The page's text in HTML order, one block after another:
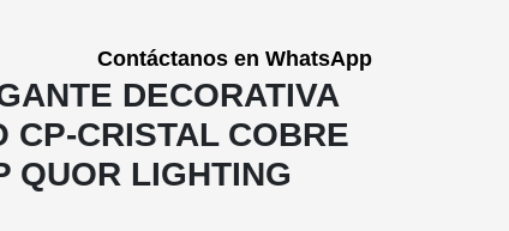
Contáctanos en WhatsApp
DECORATIVA
CP-CRISTAL COBRE
QUOR LIGHTING